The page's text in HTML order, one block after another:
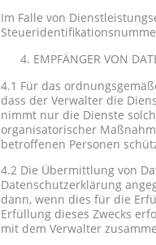
Im Falle von
EMPFÄNGER VON
4.1 Für das
dass der Verwalter die
nimmt nur die Dienste
organisatorischer
betroffenen Personen
4.2 Die Übermittlung von
Datenschutzerklärung
dann, wenn dies für die
Erfüllung dieses Zwecks
mit dem Verwalter